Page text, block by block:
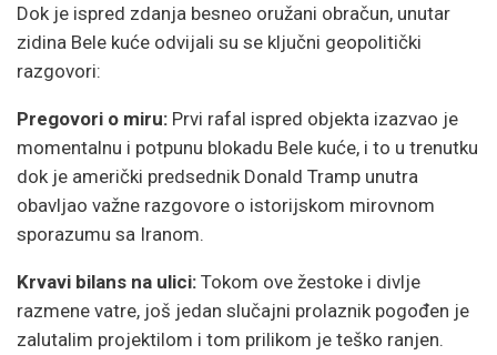
Dok je ispred zdanja besneo oružani obračun, unutar
zidina Bele kuće odvijali su se ključni geopolitički
razgovori:
Pregovori o miru: Prvi rafal ispred objekta izazvao je
momentalnu i potpunu blokadu Bele kuće, i to u trenutku
dok je američki predsednik Donald Tramp unutra
obavljao važne razgovore o istorijskom mirovnom
sporazumu sa Iranom.
Krvavi bilans na ulici: Tokom ove žestoke i divlje
razmene vatre, još jedan slučajni prolaznik pogođen je
zalutalim projektilom i tom prilikom je teško ranjen.